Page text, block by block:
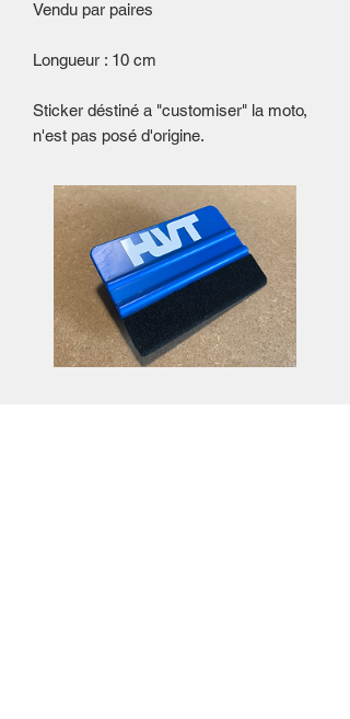
Vendu par paires
Longueur : 10 cm
Sticker déstiné a "customiser" la moto,
n'est pas posé d'origine.